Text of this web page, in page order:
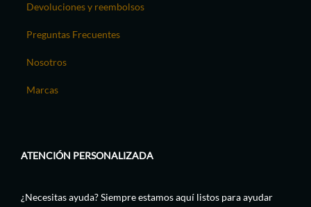
Devoluciones y reembolsos
Preguntas Frecuentes
Nosotros
Marcas
ATENCIÓN PERSONALIZADA
¿Necesitas ayuda? Siempre estamos aquí listos para ayudar